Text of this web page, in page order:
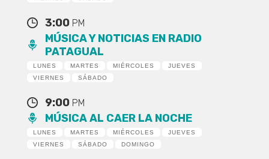
3:00 PM
MÚSICA Y NOTICIAS EN RADIO
PATAGUAL
LUNES MARTES MIÉRCOLES
JUEVES
VIERNES
SÁBADO
9:00 PM
MÚSICA AL CAER LA NOCHE
LUNES MARTES MIÉRCOLES
JUEVES
VIERNES
SÁBADO DOMINGO